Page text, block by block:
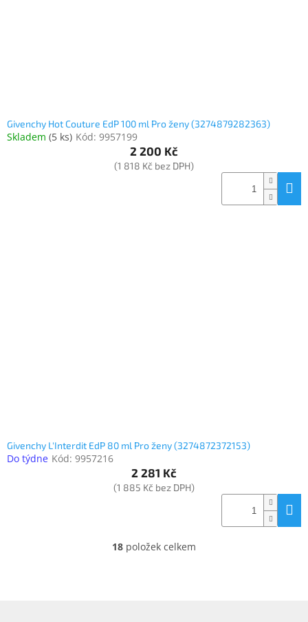
Givenchy Hot Couture EdP 100 ml Pro ženy (3274879282363)
Skladem (5 ks) Kód: 9957199
2 200 Kč
(1 818 Kč bez DPH)
Givenchy L'Interdit EdP 80 ml Pro ženy (3274872372153)
Do týdne Kód: 9957216
2 281 Kč
(1 885 Kč bez DPH)
O
18 položek celkem